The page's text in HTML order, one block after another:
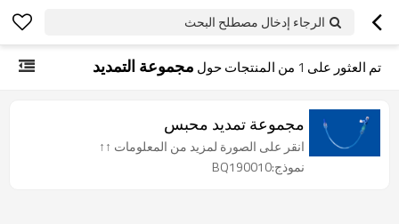
الرجاء إدخال مصطلح البحث
تم العثور على 1 من المنتجات حول مجموعة التمديد
مجموعة تمديد محبس
انقر على الصورة لمزيد من المعلومات ↑↑
نموذج:BQ190010